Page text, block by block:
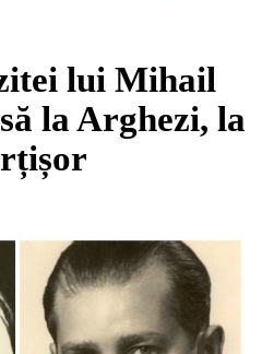
lui Mihail
la Arghezi, la